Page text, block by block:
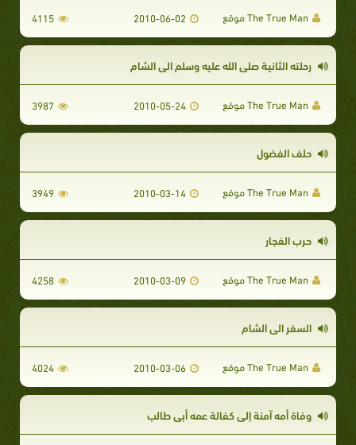
The True Man موقع 2010-06-02
4115
رحلته الثانية صلى الله عليه وسلم الى الشام
The True Man موقع 2010-05-24
3987
حلف الفضول
The True Man موقع 2010-03-14
3949
حرب الفجار
The True Man موقع 2010-03-09
4258
السفر الى الشام
The True Man موقع 2010-03-06
4024
وفاة أمه آمنة إلى كفالة عمه أبي طالب